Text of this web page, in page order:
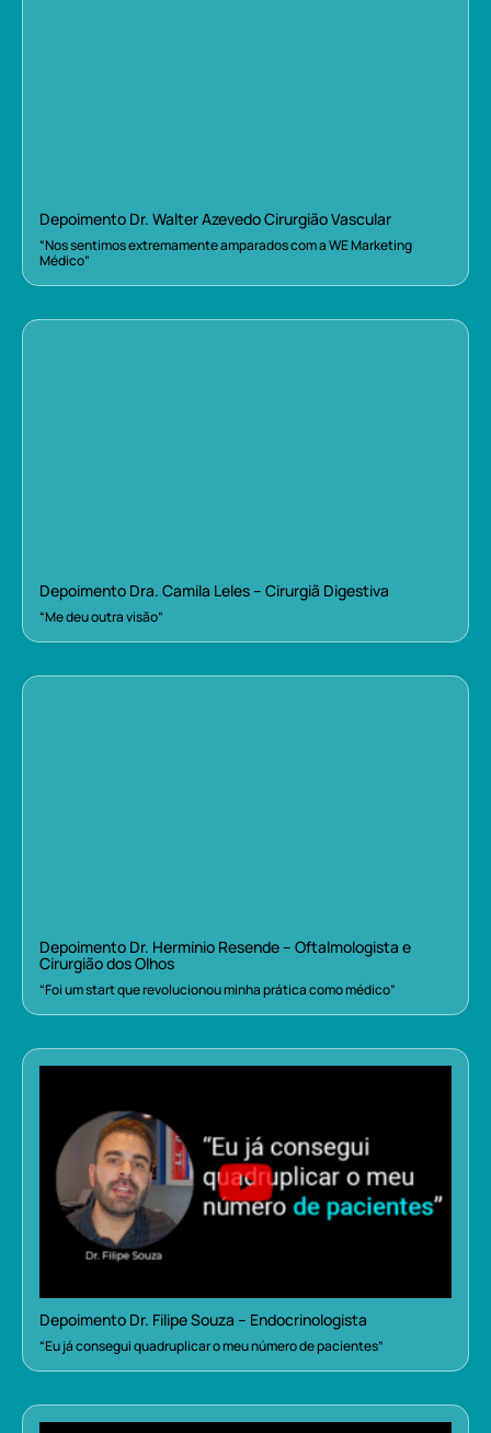
Depoimento Dr. Walter Azevedo Cirurgião Vascular
“Nos sentimos extremamente amparados com a WE Marketing
Médico”
Depoimento Dra. Camila Leles – Cirurgiã Digestiva
“Me deu outra visão”
Depoimento Dr. Herminio Resende – Oftalmologista e
Cirurgião dos Olhos
“Foi um start que revolucionou minha prática como médico”
Depoimento Dr. Filipe Souza – Endocrinologista
“Eu já consegui quadruplicar o meu número de pacientes”